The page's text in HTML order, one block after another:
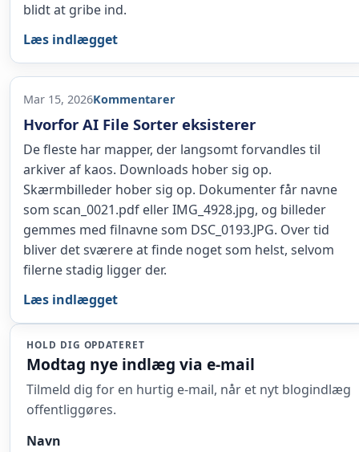
blidt at gribe ind.
Læs indlægget
Mar 15, 2026Kommentarer
Hvorfor AI File Sorter eksisterer
De fleste har mapper, der langsomt forvandles til
arkiver af kaos. Downloads hober sig op.
Skærmbilleder hober sig op. Dokumenter får navne
som scan_0021.pdf eller IMG_4928.jpg, og billeder
gemmes med filnavne som DSC_0193.JPG. Over tid
bliver det sværere at finde noget som helst, selvom
filerne stadig ligger der.
Læs indlægget
HOLD DIG OPDATERET
Modtag nye indlæg via e-mail
Tilmeld dig for en hurtig e-mail, når et nyt blogindlæg
offentliggøres.
Navn